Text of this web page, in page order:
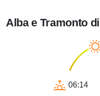
Alba e Tramonto di
06:14